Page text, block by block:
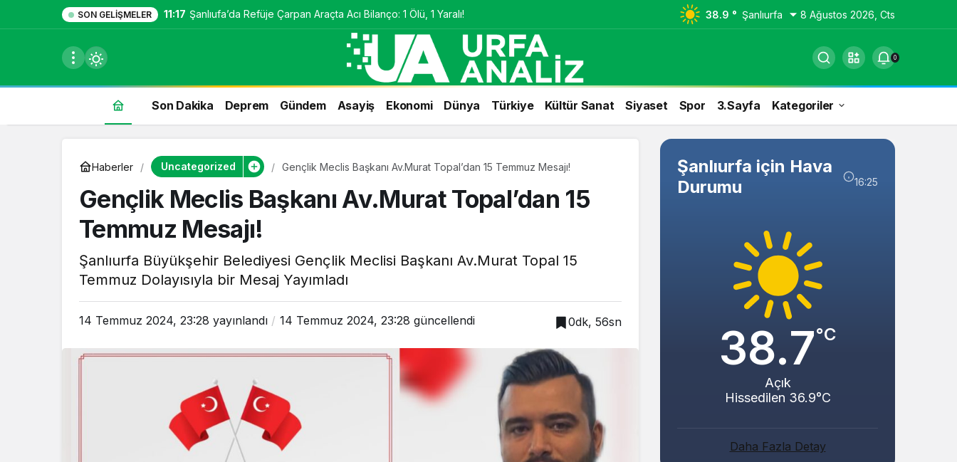
SON GELIŞMELER 11:17 Şanlıufa’da Refüje Çarpan Araçta Acı Bilanço: 1 Ölü, 1 Yaralı! 38.9 ° Şanlıurfa 8 Ağustos 2026, Cts
0
Son Dakika Deprem Gündem Asayiş Ekonomi Dünya Türkiye Kültür Sanat Siyaset Spor 3.Sayfa Kategoriler
Haberler Uncategorized Gençlik Meclis Başkanı Av.Murat Topal’dan 15 Temmuz Mesajı!
Gençlik Meclis Başkanı Av.Murat Topal’dan 15
Temmuz Mesajı!
Şanlıurfa Büyükşehir Belediyesi Gençlik Meclisi Başkanı Av.Murat Topal 15
Temmuz Dolayısıyla bir Mesaj Yayımladı
14 Temmuz 2024, 23:28 yayınlandı 14 Temmuz 2024, 23:28 güncellendi 0dk, 56sn
Şanlıurfa için Hava
Durumu
16:25
38.7°C
Açık
Hissedilen 36.9°C
Daha Fazla Detay